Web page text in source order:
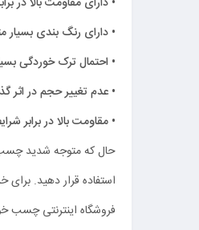
• دارای رنگ بندی بسیار
• احتمال ترک خوردگی
• عدم تغییر حجم در اثر
• مقاومت بالا در برابر
حال که متوجه شدید چسب
استفاده قرار دهید.
فروشگاه اینترنتی چسب